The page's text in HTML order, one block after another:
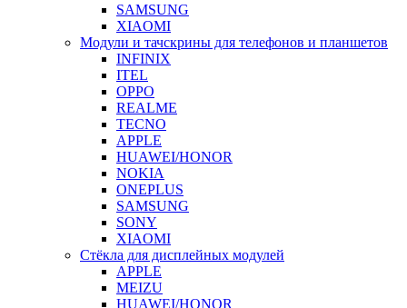
SAMSUNG
XIAOMI
Модули и тачскрины для телефонов и планшетов
INFINIX
ITEL
OPPO
REALME
TECNO
APPLE
HUAWEI/HONOR
NOKIA
ONEPLUS
SAMSUNG
SONY
XIAOMI
Стёкла для дисплейных модулей
APPLE
MEIZU
HUAWEI/HONOR